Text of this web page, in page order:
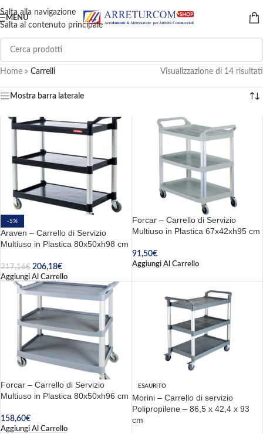
Salta alla navigazione
Salta al contenuto principale
MENU
Home » Carrelli Visualizzazione di 14 risultati
Mostra barra laterale
-5%
Araven – Carrello di Servizio
Multiuso in Plastica 80x50xh98 cm
217,16€ 206,18€
Aggiungi Al Carrello
Forcar – Carrello di Servizio
Multiuso in Plastica 67x42xh95 cm
91,50€
Aggiungi Al Carrello
Forcar – Carrello di Servizio
Multiuso in Plastica 80x50xh96 cm
158,60€
Aggiungi Al Carrello
ESAURITO
Morini – Carrello di servizio
Polipropilene – 86,5 x 42,4 x 93
cm